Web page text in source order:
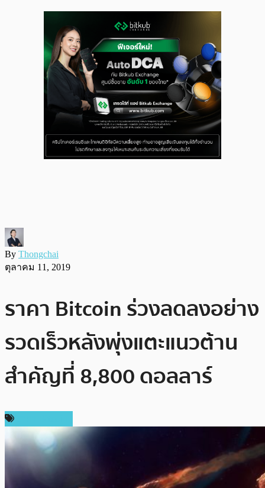
By Thongchai
ตุลาคม 11, 2019
ราคา Bitcoin ร่วงลดลงอย่าง
รวดเร็วหลังพุ่งแตะแนวต้าน
สำคัญที่ 8,800 ดอลลาร์